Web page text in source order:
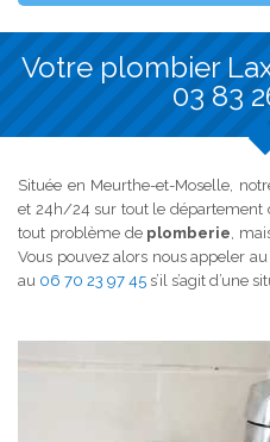
Votre plombier
03 83
Située en Meurthe-et-Moselle,
et 24h/24 sur tout le département
tout problème de plomberie ,
Vous pouvez alors nous appeler au
au 06 70 23 97 45 s’il s’agit d’une